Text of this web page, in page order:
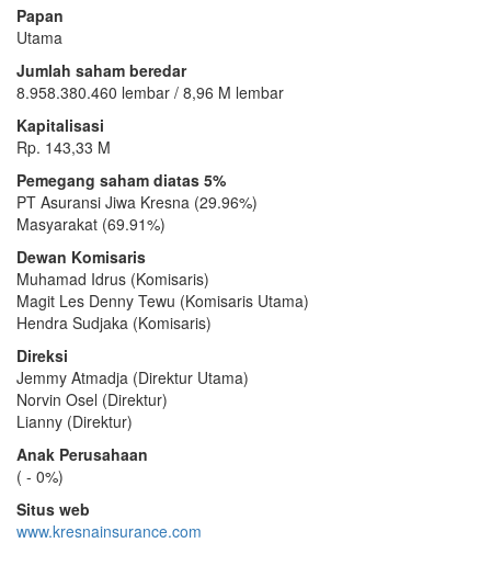
Papan
Utama
Jumlah saham beredar
8.958.380.460 lembar / 8,96 M lembar
Kapitalisasi
Rp. 143,33 M
Pemegang saham diatas 5%
PT Asuransi Jiwa Kresna (29.96%)
Masyarakat (69.91%)
Dewan Komisaris
Muhamad Idrus (Komisaris)
Magit Les Denny Tewu (Komisaris Utama)
Hendra Sudjaka (Komisaris)
Direksi
Jemmy Atmadja (Direktur Utama)
Norvin Osel (Direktur)
Lianny (Direktur)
Anak Perusahaan
( - 0%)
Situs web
www.kresnainsurance.com